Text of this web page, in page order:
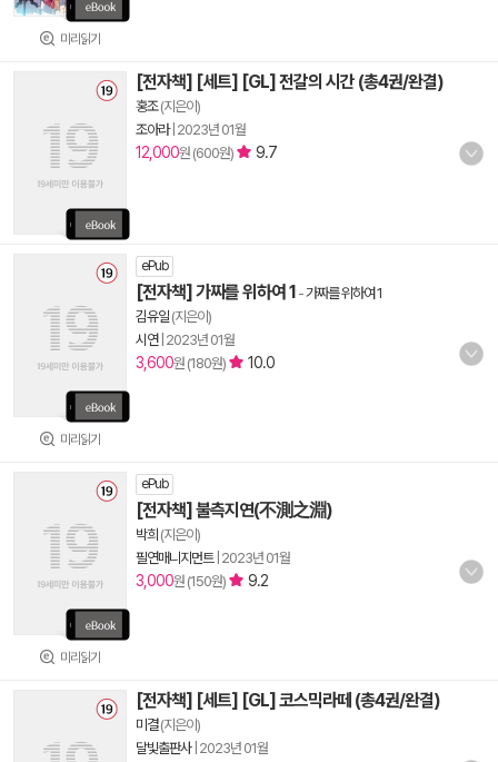
미리읽기
[전자책] [세트] [GL] 전갈의 시간 (총4권/완결)
홍조(지은이)
조아라| 2023년 01월
12,000원 (600원) 9.7
미리읽기
ePub
[전자책] 가짜를 위하여 1 -가짜를 위하여 1
김유일 (지은이)
시연| 2023년 01월
3,600원 (180원) 10.0
미리읽기
ePub
[전자책] 불측지연(不測之淵)
박희 (지은이)
필연매니지먼트| 2023년 01월
3,000원 (150원) 9.2
[전자책] [세트] [GL] 코스믹라떼 (총4권/완결)
미결(지은이)
달빛출판사| 2023년 01월